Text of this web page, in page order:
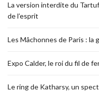
La version interdite du
de l’esprit
Les Mâchonnes de Paris : la
Expo Calder, le roi du fil de
Le ring de Katharsy, un